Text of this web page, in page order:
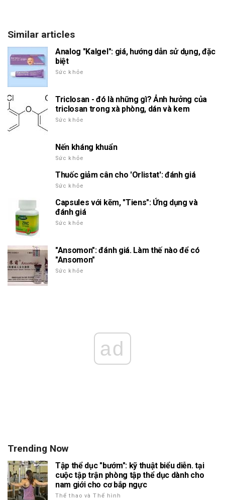
Similar articles
Analog "Kalgel": giá, hướng dẫn sử dụng, đặc
biệt
Sức khỏe
Triclosan - đó là những gì? Ảnh hưởng của
triclosan trong xà phòng, dán và kem
Sức khỏe
Nến kháng khuẩn
Sức khỏe
Thuốc giảm cân cho 'Orlistat': đánh giá
Sức khỏe
Capsules với kẽm, "Tiens": Ứng dụng và
đánh giá
Sức khỏe
"Ansomon": đánh giá. Làm thế nào để có
"Ansomon"
Sức khỏe
ad
Trending Now
Tập thể dục "bướm": kỹ thuật biểu diễn. tại
cuộc tập trận phòng tập thể dục dành cho
nam giới cho cơ bắp ngực
Thể thao và Thể hình